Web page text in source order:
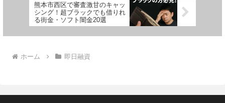
熊本市西区で審査激甘のキャッ
シング！超ブラックでも借りれ
る街金・ソフト闇金20選
ホーム 即日融資